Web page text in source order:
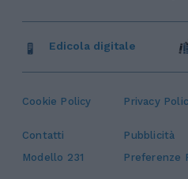
Cookie Policy Privacy
Contatti Pubblicità
Modello 231
Preferenze
Edicola digitale